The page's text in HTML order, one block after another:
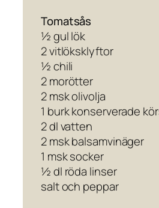
Tomatsås
½ gul lök
2 vitlöksklyftor
½ chili
2 morötter
2 msk olivolja
1 burk konserverade
2 dl vatten
2 msk balsamvinäger
1 msk socker
½ dl röda linser
salt och peppar